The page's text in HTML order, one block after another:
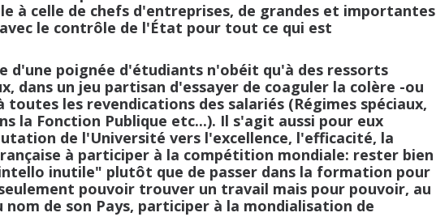
à celle de chefs d'entreprises, de grandes et importantes
le contrôle de l'État pour tout ce qui est
poignée d'étudiants n'obéit qu'à des ressorts
dans un jeu partisan d'essayer de coaguler la colère -ou
les revendications des salariés (Régimes spéciaux,
la Fonction Publique etc...). Il s'agit aussi pour eux
de l'Université vers l'excellence, l'efficacité, la
à participer à la compétition mondiale: rester bien
inutile" plutôt que de passer dans la formation pour
pouvoir trouver un travail mais pour pouvoir, au
nom de son Pays, participer à la mondialisation de